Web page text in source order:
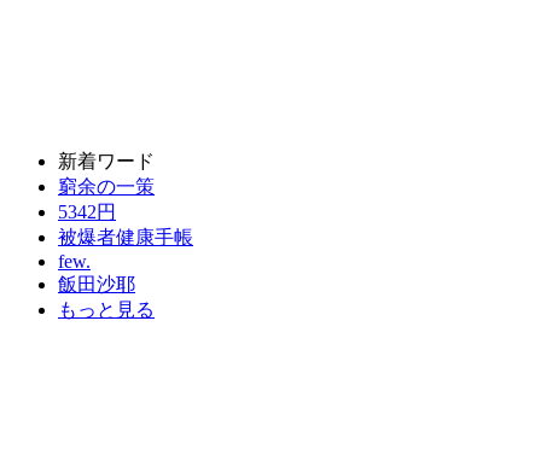
新着ワード
窮余の一策
5342円
被爆者健康手帳
few.
飯田沙耶
もっと見る